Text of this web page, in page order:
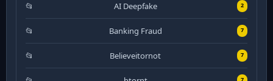
AI Deepfake 2
Banking Fraud 7
Believeitornot 7